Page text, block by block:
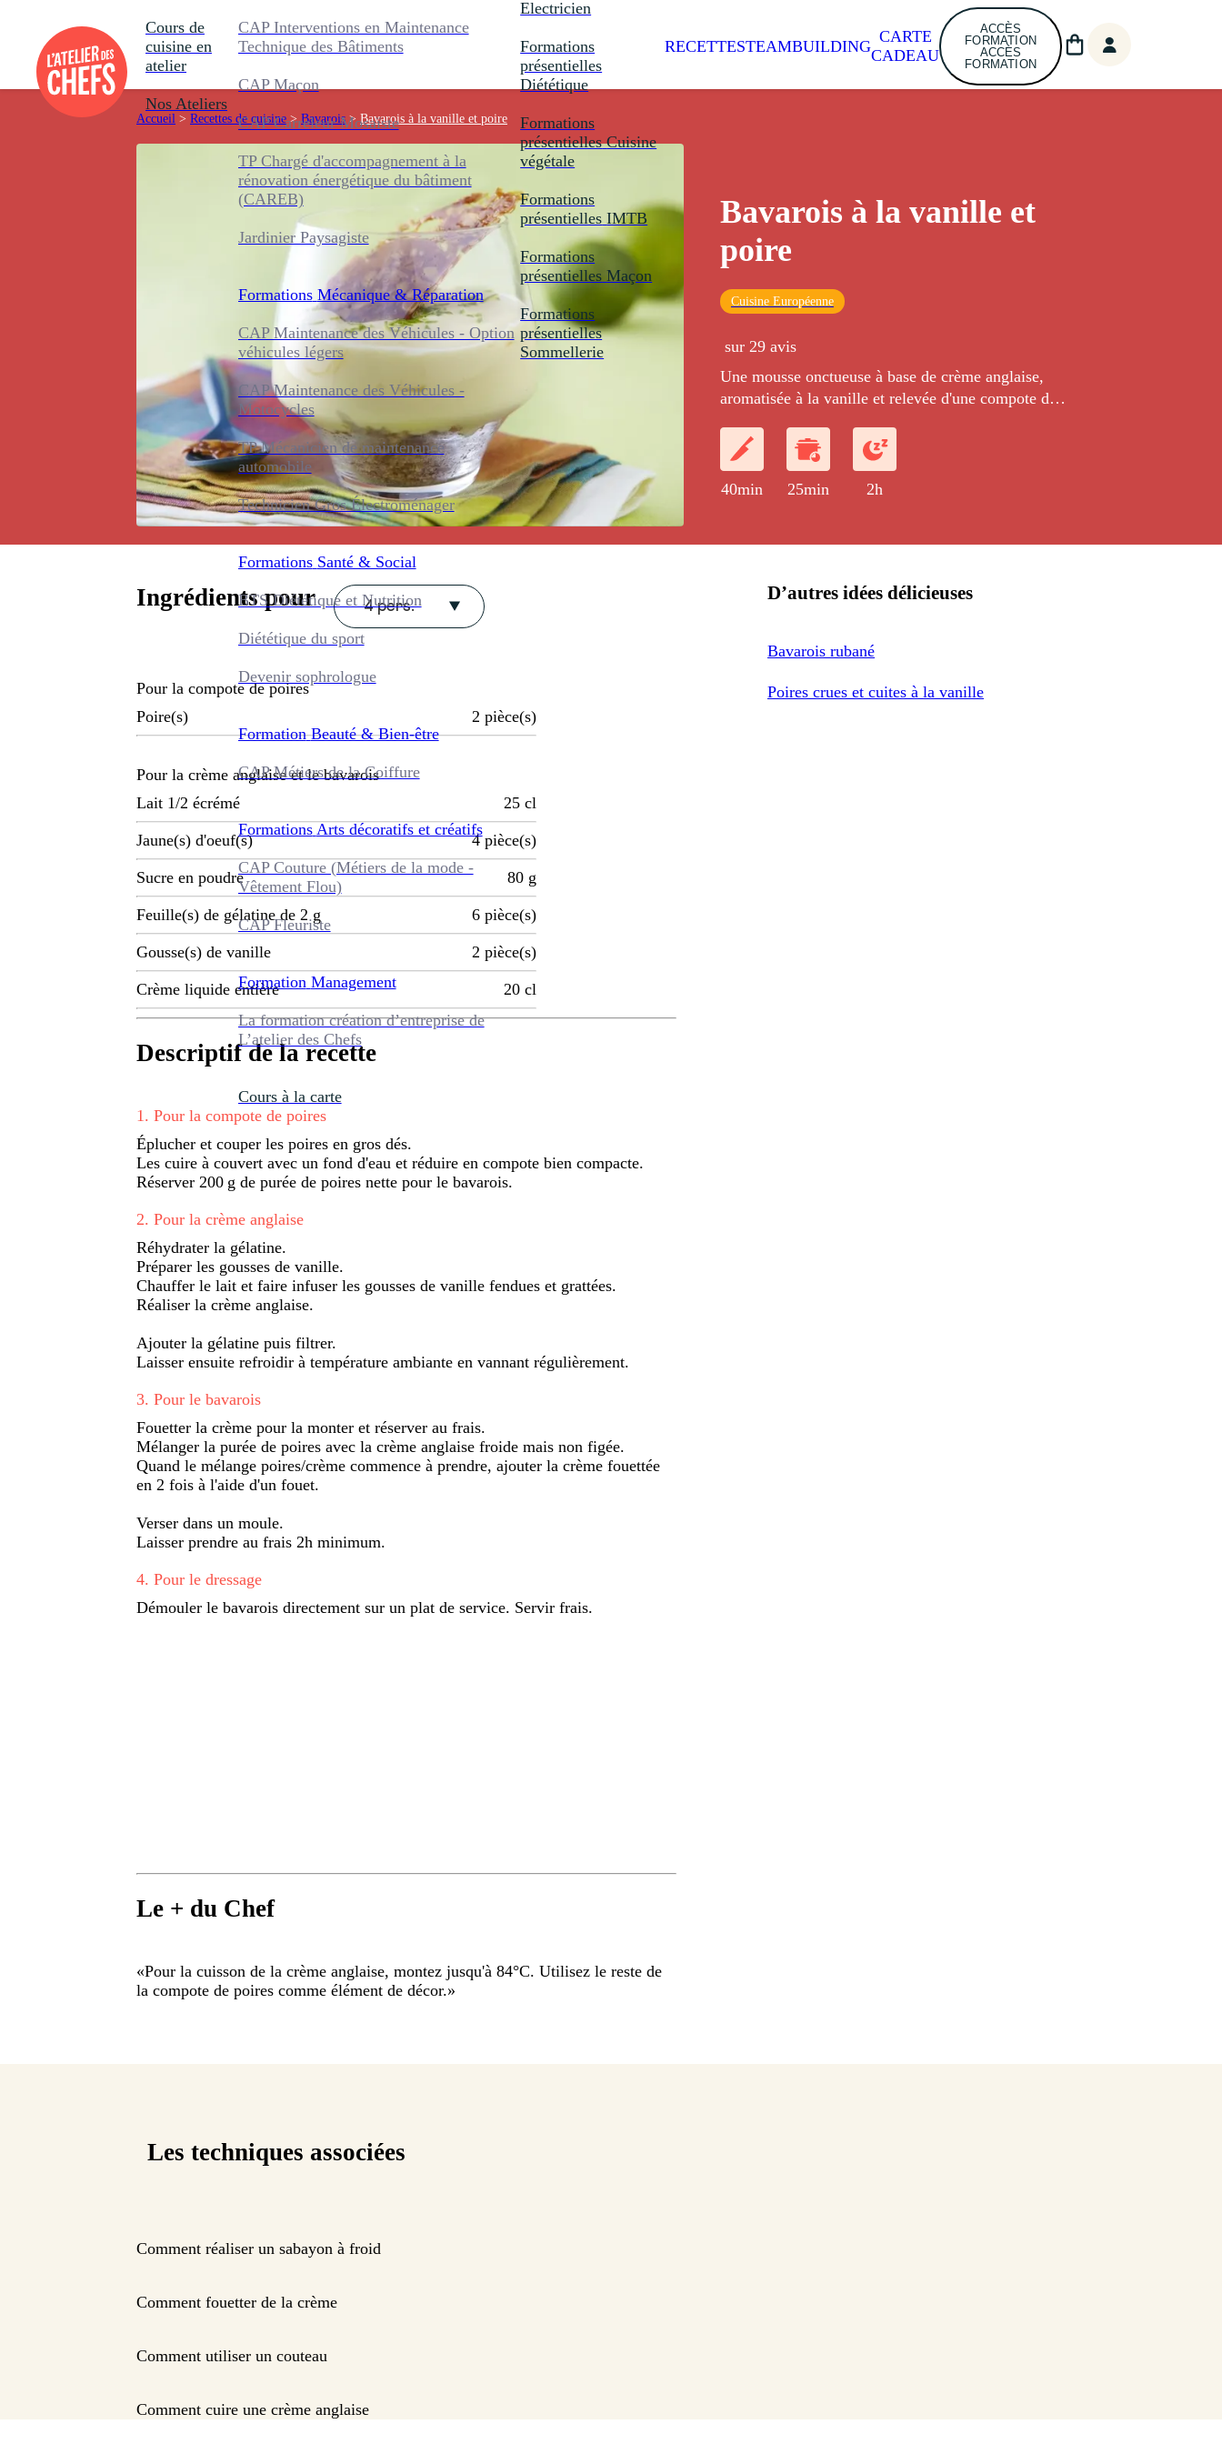
Cours de
cuisine en
atelier
Nos Ateliers
CAP Interventions en Maintenance
Technique des Bâtiments
CAP Maçon
CAP Carreleur Mosaïste
TP Chargé d'accompagnement à la
rénovation énergétique du bâtiment
(CAREB)
Jardinier Paysagiste
Formations Mécanique & Réparation
CAP Maintenance des Véhicules - Option
véhicules légers
CAP Maintenance des Véhicules -
Motocycles
TP Mécanicien de maintenance
automobile
Technicien Gros Électroménager
Formations Santé & Social
BTS Diététique et Nutrition
Diététique du sport
Devenir sophrologue
Formation Beauté & Bien-être
CAP Métiers de la Coiffure
Formations Arts décoratifs et créatifs
CAP Couture (Métiers de la mode -
Vêtement Flou)
CAP Fleuriste
Formation Management
La formation création d’entreprise de
L’atelier des Chefs
Cours à la carte
Electricien
Formations
présentielles
Diététique
Formations
présentielles Cuisine
végétale
Formations
présentielles IMTB
Formations
présentielles Maçon
Formations
présentielles
Sommellerie
RECETTESTEAMBUILDING
CARTE
CADEAU
ACCÈS
FORMATION
ACCÈS
FORMATION
Accueil > Recettes de cuisine > Bavarois > Bavarois à la vanille et poire
Bavarois à la vanille et
poire
Cuisine Européenne
sur 29 avis
Une mousse onctueuse à base de crème anglaise,
aromatisée à la vanille et relevée d'une compote de
40min 25min 2h
Ingrédients pour 4 pers.
Pour la compote de poires
Poire(s)
2 pièce(s)
Pour la crème anglaise et le bavarois
Lait 1/2 écrémé
25 cl
Jaune(s) d'oeuf(s) 4 pièce(s)
Sucre en poudre 80 g
Feuille(s) de gélatine de 2 g 6 pièce(s)
Gousse(s) de vanille 2 pièce(s)
Crème liquide entière 20 cl
Descriptif de la recette
1 . Pour la compote de poires
Éplucher et couper les poires en gros dés.
Les cuire à couvert avec un fond d'eau et réduire en compote bien compacte.
Réserver 200 g de purée de poires nette pour le bavarois.
2. Pour la crème anglaise
Réhydrater la gélatine.
Préparer les gousses de vanille.
Chauffer le lait et faire infuser les gousses de vanille fendues et grattées.
Réaliser la crème anglaise.
Ajouter la gélatine puis filtrer.
Laisser ensuite refroidir à température ambiante en vannant régulièrement.
3. Pour le bavarois
Fouetter la crème pour la monter et réserver au frais.
Mélanger la purée de poires avec la crème anglaise froide mais non figée.
Quand le mélange poires/crème commence à prendre, ajouter la crème fouettée
en 2 fois à l'aide d'un fouet.
Verser dans un moule.
Laisser prendre au frais 2h minimum.
4. Pour le dressage
Démouler le bavarois directement sur un plat de service. Servir frais.
Le + du Chef
«Pour la cuisson de la crème anglaise, montez jusqu'à 84°C. Utilisez le reste de
la compote de poires comme élément de décor.»
D’autres idées délicieuses
Bavarois rubané
Poires crues et cuites à la vanille
Les techniques associées
Comment réaliser un sabayon à froid
Comment fouetter de la crème
Comment utiliser un couteau
Comment cuire une crème anglaise